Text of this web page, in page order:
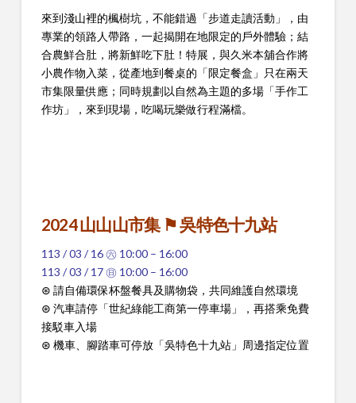
來到淺山裡的楓樹坑，不能錯過「步道走讀活動」，由
專業的領路人帶路，一起揭開在地限定的戶外體驗；結
合農鮮合肚，將新鮮吃下肚！特展，與久米本舖合作將
小農作物入菜，從產地到餐桌的「限定餐盒」只在兩天
市集限量供應；同時規劃以自然為主題的多場「手作工
作坊」，來到現場，吃喝玩樂做行程滿檔。
2024 山山山市集 ⚑ 吳特色十九站
113 / 03 / 16 ㊅ 10:00 – 16:00
113 / 03 / 17 ㊐ 10:00 – 16:00
⊛ 請自備環保杯盤餐具及購物袋，共同維護自然環境
⊛ 汽車請停「世紀綠能工商第一停車場」，再搭乘免費
接駁車入場
⊛ 機車、腳踏車可停放「吳特色十九站」周邊指定位置